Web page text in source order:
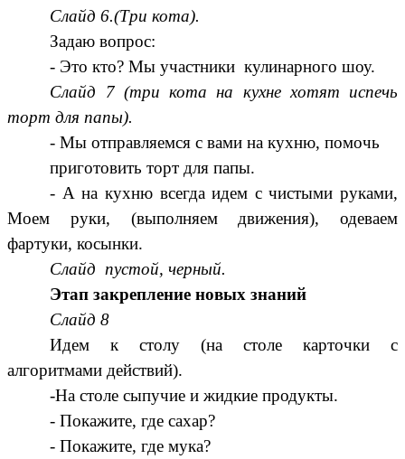
Слайд 6.(Три кота).
Задаю вопрос:
- Это кто? Мы участники кулинарного шоу.
Слайд 7 (три кота на кухне хотят испечь
торт для папы).
- Мы отправляемся с вами на кухню, помочь
приготовить торт для папы.
- А на кухню всегда идем с чистыми руками,
Моем руки, (выполняем движения), одеваем
фартуки, косынки.
Слайд пустой, черный.
Этап закрепление новых знаний
Слайд 8
Идем к столу (на столе карточки с
алгоритмами действий).
-На столе сыпучие и жидкие продукты.
- Покажите, где сахар?
- Покажите, где мука?